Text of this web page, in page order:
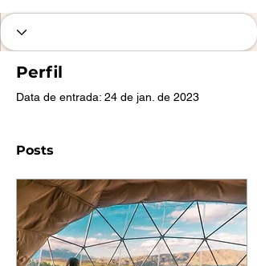
Perfil
Data de entrada: 24 de jan. de 2023
Posts